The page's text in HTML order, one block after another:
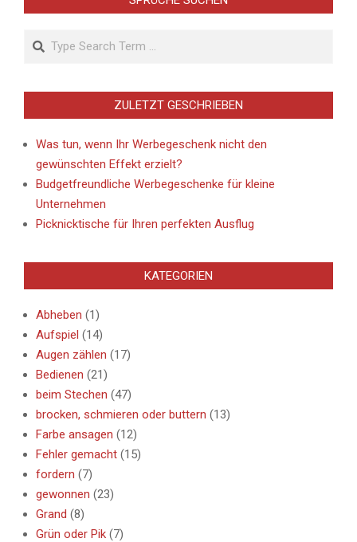
Search
ZULETZT GESCHRIEBEN
Was tun, wenn Ihr Werbegeschenk nicht den
gewünschten Effekt erzielt?
Budgetfreundliche Werbegeschenke für kleine
Unternehmen
Picknicktische für Ihren perfekten Ausflug
KATEGORIEN
Abheben (1)
Aufspiel (14)
Augen zählen (17)
Bedienen (21)
beim Stechen (47)
brocken, schmieren oder buttern (13)
Farbe ansagen (12)
Fehler gemacht (15)
fordern (7)
gewonnen (23)
Grand (8)
Grün oder Pik (7)